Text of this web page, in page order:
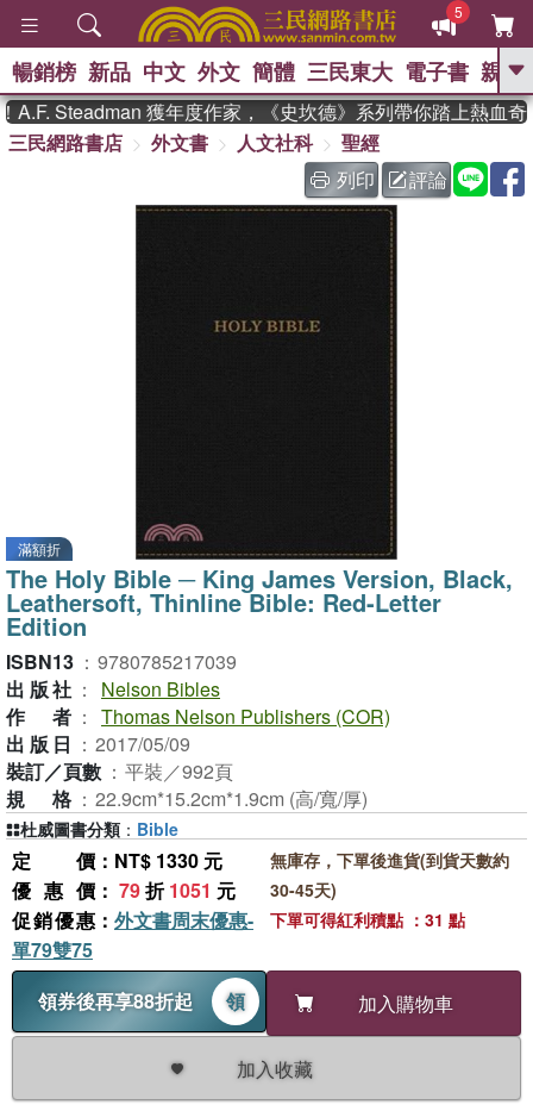
5
GO
熱搜： 東野圭吾 、
The Odyssey 、 父親節 、 如果歷
史是一群喵 、 暑期推薦 、 國際布克
、 方念華
數學女孩：黎曼猜想
暢銷榜 新品 中文 外文 簡體 三民東大 電子書 親子
Steadman 獲年度作家，《史坎德》系列帶你踏上熱血奇
三民網路書店
外文書 人文社科
聖經
列印
評論
滿額折
The Holy Bible ─ King James Version, Black,
Leathersoft, Thinline Bible: Red-Letter
Edition
ISBN13 ： 9780785217039
出版社 ：
Nelson Bibles
作者 ： Thomas Nelson Publishers (COR)
出版日 ： 2017/05/09
裝訂／頁數 ： 平裝／992頁
規格 ： 22.9cm*15.2cm*1.9cm (高/寬/厚)
定價 ：NT$ 1330 元
優惠價 ： 79折1051 元
促銷優惠 ： 外文書周末優惠-
單79雙75
領券後再享88折起
領 加入購物車
加入收藏
無庫存，下單後進貨(到貨天數約
30-45天)
下單可得紅利積點 ：31 點
杜威圖書分類 ： Bible